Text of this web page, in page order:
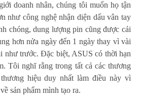
doanh nhân, chúng tôi muốn họ tận
như công nghệ nhận diện dấu vân tay
chóng, dung lượng pin cũng được cải
hơn nửa ngày đến 1 ngày thay vì vài
như trước. Đặc biệt, ASUS có thời hạn
Tôi nghĩ rằng trong tất cả các thương
hiệu duy nhất làm điều này vì
sản phẩm mình tạo ra.